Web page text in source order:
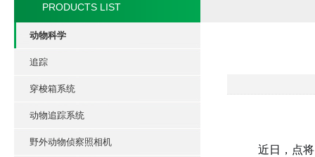
PRODUCTS LIST
动物科学
追踪
穿梭箱系统
动物追踪系统
野外动物侦察照相机
近日，点